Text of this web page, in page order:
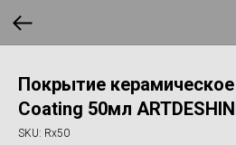
Покрытие керамическое
Coating 50мл
SKU: Rx50